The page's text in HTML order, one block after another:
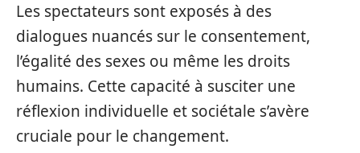
Les spectateurs sont exposés à des
dialogues nuancés sur le consentement,
l’égalité des sexes ou même les droits
humains. Cette capacité à susciter une
réflexion individuelle et sociétale s’avère
cruciale pour le changement.